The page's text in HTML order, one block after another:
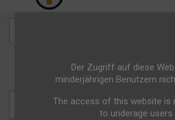
Der Zugriff auf diese
minderjährigen Benutzern
The access of this website is
to underage users
VODKA
Relevanz